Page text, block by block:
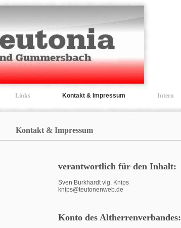
Links Kontakt & Impressum Intern
Kontakt & Impressum
verantwortlich für den Inhalt:
Sven Burkhardt vlg. Knips
knips@teutonenweb.de
Konto des Altherrenverbandes: